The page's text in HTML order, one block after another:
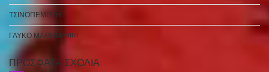
ΤΣΙΝΟΠΕΜΠΤΗ
ΓΛΥΚΟ ΜΑΘΗΜΑ!!!!!!!
ΠΡΌΣΦΑΤΑ ΣΧΌΛΙΑ